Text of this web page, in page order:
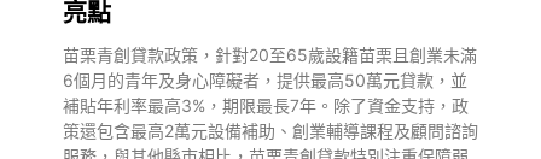
亮點
苗栗青創貸款政策，針對20至65歲設籍苗栗且創業未滿
6個月的青年及身心障礙者，提供最高50萬元貸款，並
補貼年利率最高3%，期限最長7年。除了資金支持，政
策還包含最高2萬元設備補助、創業輔導課程及顧問諮詢